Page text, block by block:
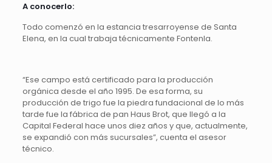
A conocerlo:
Todo comenzó en la estancia tresarroyense de Santa
Elena, en la cual trabaja técnicamente Fontenla.
“Ese campo está certificado para la producción
orgánica desde el año 1995. De esa forma, su
producción de trigo fue la piedra fundacional de lo más
tarde fue la fábrica de pan Haus Brot, que llegó a la
Capital Federal hace unos diez años y que, actualmente,
se expandió con más sucursales”, cuenta el asesor
técnico.